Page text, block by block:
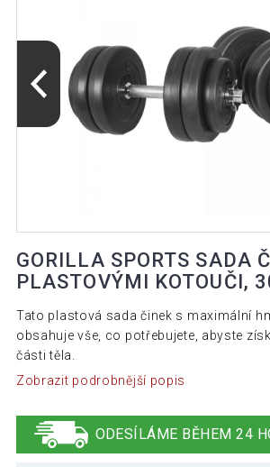
GORILLA SPORTS SADA
PLASTOVÝMI KOTOUČI,
Tato plastová sada činek s maximální
obsahuje vše, co potřebujete, abyste
části těla.
Zobrazit podrobnější popis
ODESÍLÁME BĚHEM 24